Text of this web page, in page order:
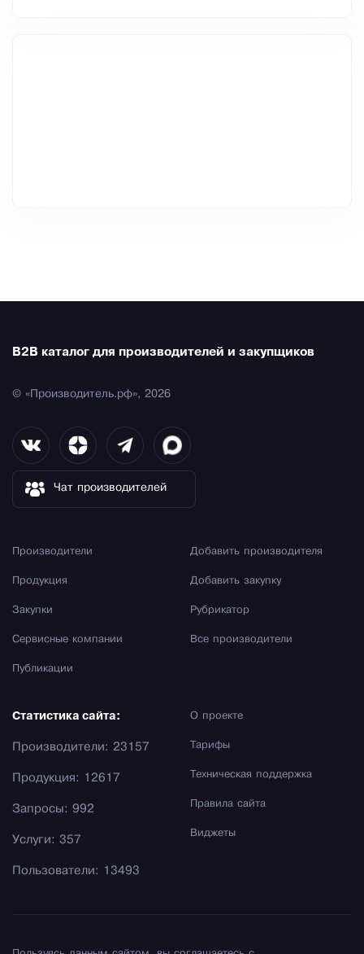
B2B каталог для производителей и закупщиков
© «Производитель.рф», 2026
Чат производителей
Производители
Продукция
Закупки
Сервисные компании
Публикации
Добавить производителя
Добавить закупку
Рубрикатор
Все производители
О проекте
Тарифы
Техническая поддержка
Правила сайта
Виджеты
Статистика сайта:
Производители: 23157
Продукция: 12617
Запросы: 992
Услуги: 357
Пользователи: 13493